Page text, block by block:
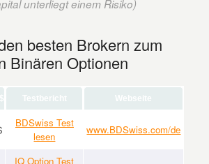
unterliegt einem Risiko)
besten Brokern zum
Binären Optionen
Testbericht Webseite
BDSwiss Test
lesen
www.BDSwiss.com/de
IQ Option Test